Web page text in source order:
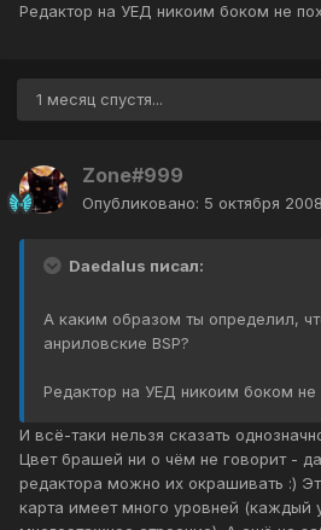
Редактор на УЕД никоим боком не
1 месяц спустя...
Zone#999
Опубликовано: 5 октября 2008
Daedalus писал:
А каким образом ты определил,
анриловские BSP?
Редактор на УЕД никоим боком не
И всё-таки нельзя сказать
Цвет брашей ни о чём не говорит -
редактора можно их окрашивать :)
карта имеет много уровней (каждый